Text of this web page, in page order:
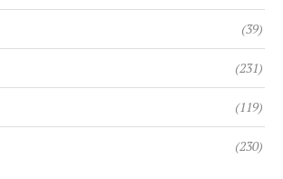
(39)
(231)
(119)
(230)